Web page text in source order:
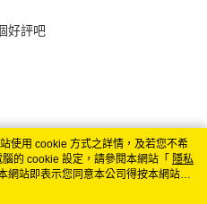
好評吧
使用 cookie 方式之詳情，及若您不希
的 cookie 設定，請參閱本網站「 隱私
網站即表示您同意本公司得按本網站使